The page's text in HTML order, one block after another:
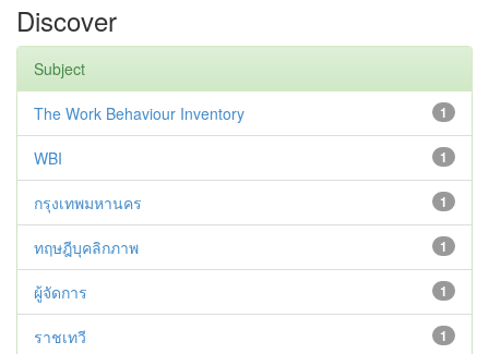
Discover
Subject
1
The Work Behaviour Inventory
1
WBI
1
กรุงเทพมหานคร
1
ทฤษฎีบุคลิกภาพ
1
ผู้จัดการ
1
ราชเทวี